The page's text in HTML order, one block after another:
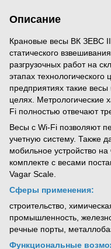
Описание
Крановые весы ВК ЗЕВС
статического
разгрузочных работ на
этапах
предприятиях такие
целях. Метрологические
Fi полностью отвечают
Весы с Wi-Fi позволяют
учетную систему. Также
мобильное устройство
комплекте с весами
Vagar Scale.
Сферы применения:
строительство,
промышленность,
речные порты,
Функциональные